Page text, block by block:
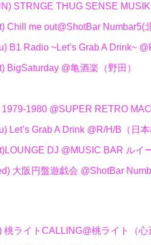
STRNGE THUG SENSE
Chill me out@ShotBar Numbar5(
B1 Radio ~Let’s Grab A Drink~
BigSaturday @亀酒楽（野田）
1980 @SUPER RETRO
Let’s Grab A Drink @R/H/B（日本
DJ @MUSIC BAR ルイ
大阪円盤遊戯会 @ShotBar
桃ライトCALLING@桃ライト（心